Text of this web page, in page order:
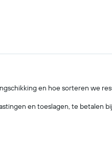
en hoe sorteren we
en toeslagen, te betalen